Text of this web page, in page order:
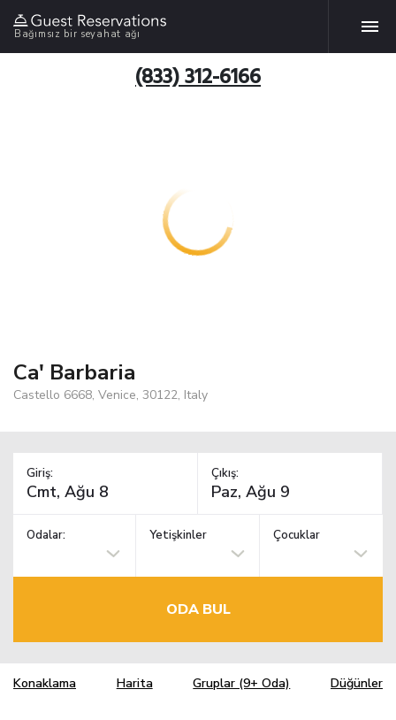
Bağımsız bir seyahat ağı
(833) 312-6166
Ca' Barbaria
Castello 6668, Venice, 30122, Italy
Giriş: Çıkış:
Odalar: Yetişkinler Çocuklar
ODA BUL
Konaklama Harita Gruplar (9+ Oda) Düğünler